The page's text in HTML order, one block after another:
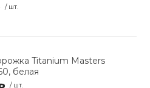
/ шт.
Titanium Masters
белая
/ шт.